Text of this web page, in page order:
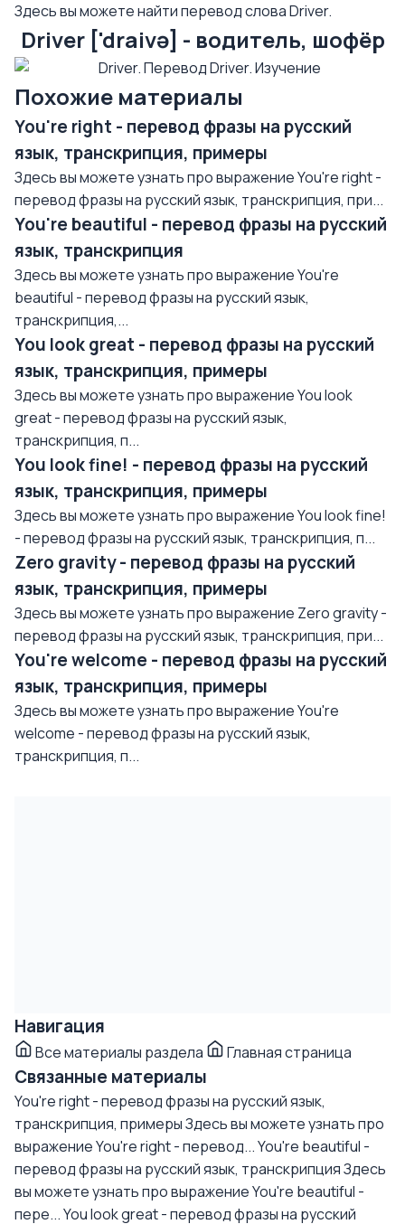
Здесь вы можете найти перевод слова Driver.
Driver ['draivə] - водитель, шофёр
Похожие материалы
You're right - перевод фразы на русский
язык, транскрипция, примеры
Здесь вы можете узнать про выражение You're right -
перевод фразы на русский язык, транскрипция, при...
You're beautiful - перевод фразы на русский
язык, транскрипция
Здесь вы можете узнать про выражение You're
beautiful - перевод фразы на русский язык,
транскрипция,...
You look great - перевод фразы на русский
язык, транскрипция, примеры
Здесь вы можете узнать про выражение You look
great - перевод фразы на русский язык,
транскрипция, п...
You look fine! - перевод фразы на русский
язык, транскрипция, примеры
Здесь вы можете узнать про выражение You look fine!
- перевод фразы на русский язык, транскрипция, п...
Zero gravity - перевод фразы на русский
язык, транскрипция, примеры
Здесь вы можете узнать про выражение Zero gravity -
перевод фразы на русский язык, транскрипция, при...
You're welcome - перевод фразы на русский
язык, транскрипция, примеры
Здесь вы можете узнать про выражение You're
welcome - перевод фразы на русский язык,
транскрипция, п...
Навигация
Все материалы раздела Главная страница
Связанные материалы
You're right - перевод фразы на русский язык,
транскрипция, примерыЗдесь вы можете узнать про
выражение You're right - перевод...You're beautiful -
перевод фразы на русский язык, транскрипцияЗдесь
вы можете узнать про выражение You're beautiful -
пере...You look great - перевод фразы на русский